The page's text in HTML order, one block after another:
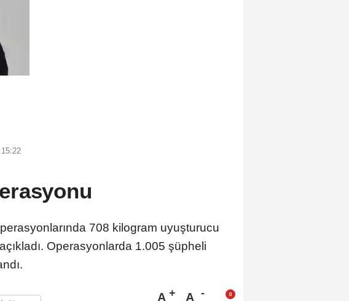
708 kilogram uyuşturucu
Operasyonlarda 1.005 şüpheli
A A